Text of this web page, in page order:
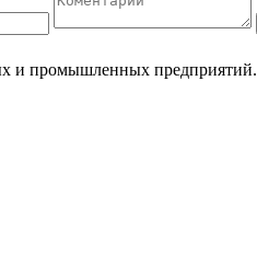
и промышленных предприятий.